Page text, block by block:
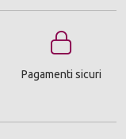
Pagamenti sicuri